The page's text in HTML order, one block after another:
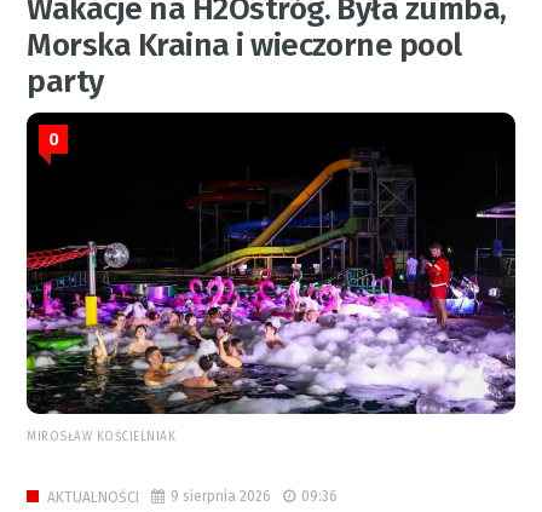
Wakacje na H2Ostróg. Była zumba,
Morska Kraina i wieczorne pool
party
0
MIROSŁAW KOŚCIELNIAK
AKTUALNOŚCI 9 sierpnia 2026 09:36